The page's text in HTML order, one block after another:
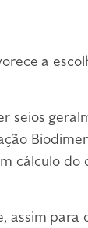
a
seios
cálculo
assim